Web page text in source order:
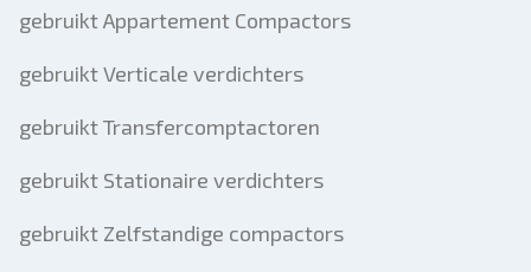
gebruikt Appartement Compactors
gebruikt Verticale verdichters
gebruikt Transfercomptactoren
gebruikt Stationaire verdichters
gebruikt Zelfstandige compactors